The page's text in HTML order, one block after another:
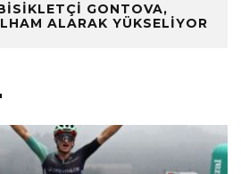
GONTOVA,
ALARAK YÜKSELIYOR